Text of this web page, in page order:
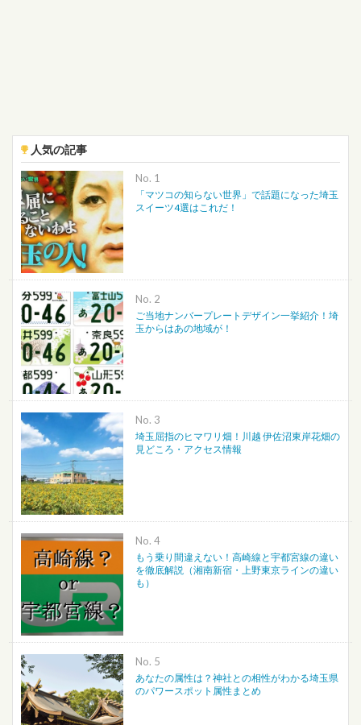
人気の記事
No.
「マツコの知らない世界」で話題になった埼玉
スイーツ4選はこれだ！
No.
ご当地ナンバープレートデザイン一挙紹介！埼
玉からはあの地域が！
No.
埼玉屈指のヒマワリ畑！川越 伊佐沼東岸花畑の
見どころ・アクセス情報
No.
もう乗り間違えない！高崎線と宇都宮線の違い
を徹底解説（湘南新宿・上野東京ラインの違い
も）
No.
あなたの属性は？神社との相性がわかる埼玉県
のパワースポット属性まとめ